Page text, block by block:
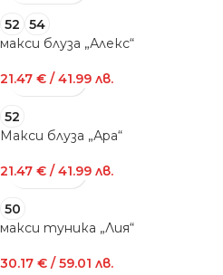
52
54
макси блуза „Алекс“
21.47 € / 41.99 лв.
52
Макси блуза „Ара“
21.47 € / 41.99 лв.
50
макси туника „Лия“
30.17 € / 59.01 лв.